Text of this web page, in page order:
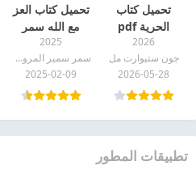
تحميل كتاب
الحرية pdf
2026
جون ستيوارت مل
2026-05-28
تحميل كتاب العز
مع الله سمر
سمير المروعي
pdf
2025
سمر سمير المروعي
2025-02-09
تطبيقات المطور